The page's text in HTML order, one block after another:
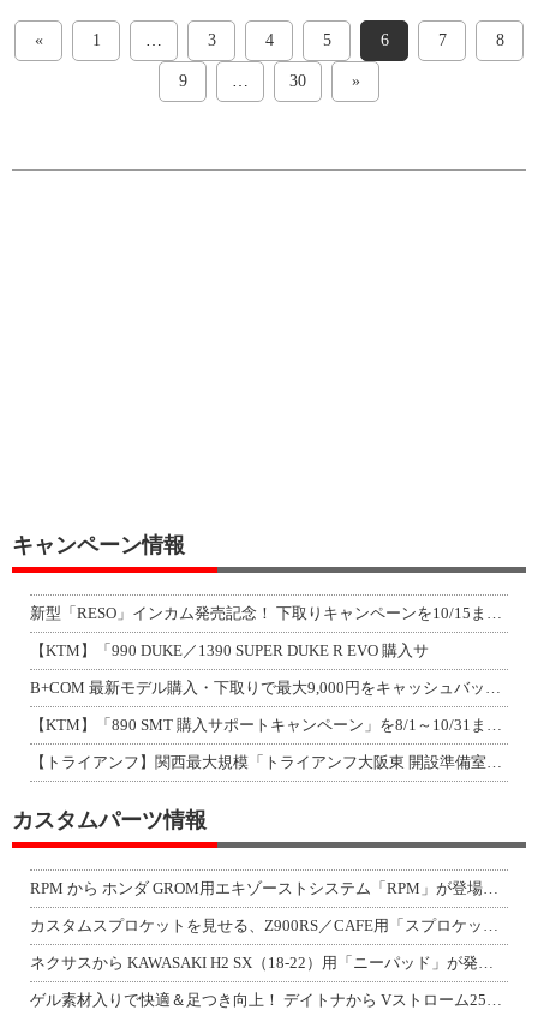
« 1 … 3 4 5 6 7 8
9 … 30 »
キャンペーン情報
新型「RESO」インカム発売記念！ 下取りキャンペーンを10/15まで延長して開
【KTM】「990 DUKE／1390 SUPER DUKE R EVO 購入サ
B+COM 最新モデル購入・下取りで最大9,000円をキャッシュバック！「B+F
【KTM】「890 SMT 購入サポートキャンペーン」を8/1～10/31まで実
【トライアンフ】関西最大規模「トライアンフ大阪東 開設準備室」がオープン！ 限定
カスタムパーツ情報
RPM から ホンダ GROM用エキゾーストシステム「RPM」が登場！（動画あり
カスタムスプロケットを見せる、Z900RS／CAFE用「スプロケットカバーフルキ
ネクサスから KAWASAKI H2 SX（18-22）用「ニーパッド」が発売！
ゲル素材入りで快適＆足つき向上！ デイトナから Vストローム250SX用「快適ロ